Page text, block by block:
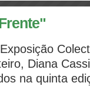
Diana
na quinta